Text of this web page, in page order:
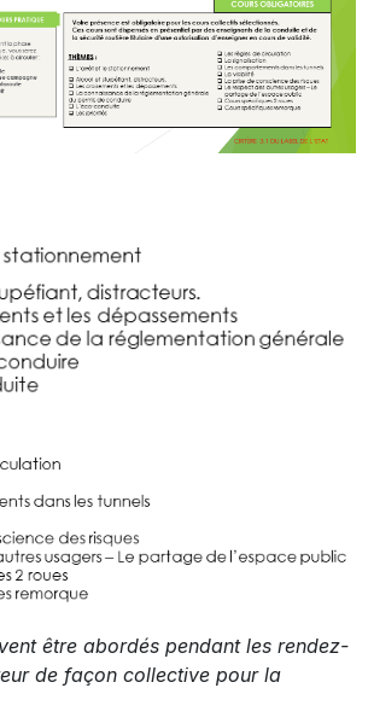
être abordés pendant les rendez-
de façon collective pour la